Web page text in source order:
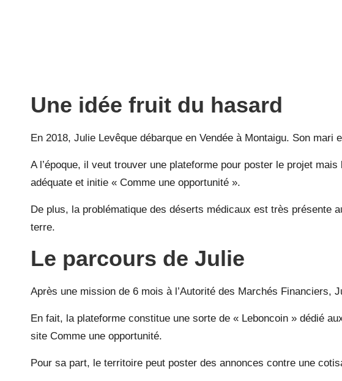
Une idée fruit du hasard
En 2018, Julie Levêque débarque en Vendée à Montaigu. Son
A l’époque, il veut trouver une plateforme pour poster le projet
adéquate et initie « Comme une opportunité ».
De plus, la problématique des déserts médicaux est très présente
terre.
Le parcours de Julie
Après une mission de 6 mois à l’Autorité des Marchés Financiers,
En fait, la plateforme constitue une sorte de « Leboncoin » dédié
site Comme une opportunité.
Pour sa part, le territoire peut poster des annonces contre une